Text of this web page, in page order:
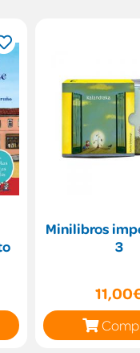
Minilibros
3